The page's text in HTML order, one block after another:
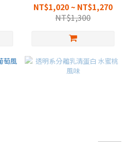
NT$1,020 ~ NT$1,270
NT$1,300